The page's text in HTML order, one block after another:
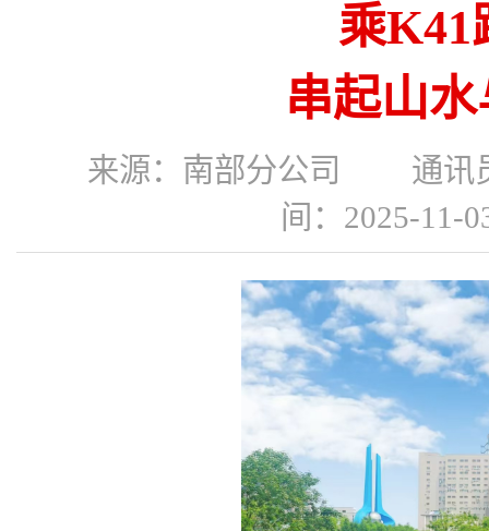
乘K41
串起山
来源：南部分公司 通
间：2025-